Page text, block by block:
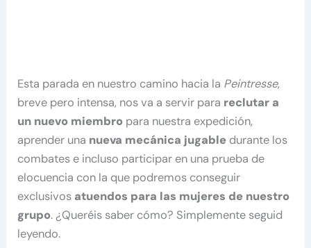
Esta parada en nuestro camino hacia la Peintresse,
breve pero intensa, nos va a servir para reclutar a
un nuevo miembro para nuestra expedición,
aprender una nueva mecánica jugable durante los
combates e incluso participar en una prueba de
elocuencia con la que podremos conseguir
exclusivos atuendos para las mujeres de nuestro
grupo. ¿Queréis saber cómo? Simplemente seguid
leyendo.